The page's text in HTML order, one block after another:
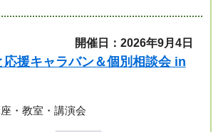
開催日：2026年9月4日
応援キャラバン＆個別相談会 in
・教室・講演会